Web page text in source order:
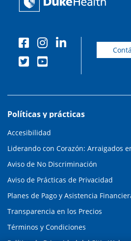
Políticas y prácticas
Accesibilidad
Liderando con Corazón: Arraigados
Aviso de No Discriminación
Aviso de Prácticas de Privacidad
Planes de Pago y Asistencia
Transparencia en los Precios
Términos y Condiciones